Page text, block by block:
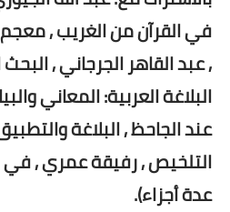
في القرآن من الغريب , معجم
, عبد القاهر الجرجاني ,
البلاغة العربية: المعاني
عند الجاحظ , البلاغة
التلخيص , رفيقة عمري , في
عدة أجزاء).